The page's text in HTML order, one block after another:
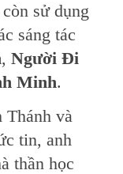
sử dụng
sáng tác
, Người Đi
Minh.
Thánh và
tin, anh
thần học